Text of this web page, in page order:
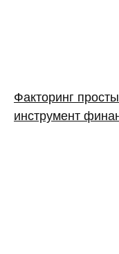
Факторинг
инструмент